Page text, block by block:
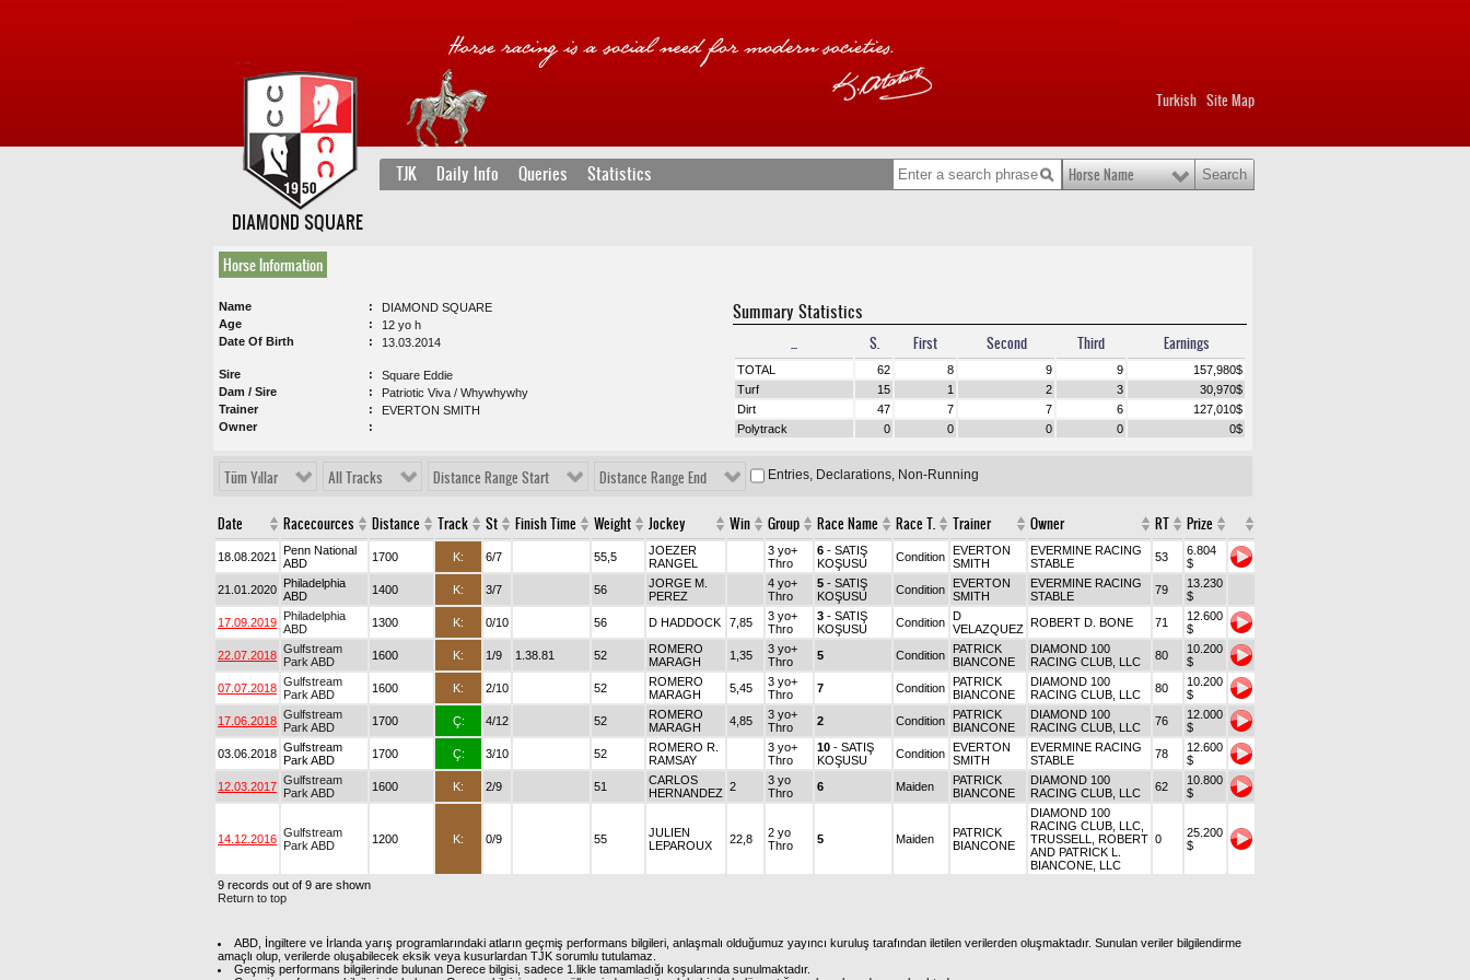
Turkish Site Map
TJK Daily Info Queries Statistics Horse Name
DIAMOND SQUARE
Horse Information
Name
DIAMOND SQUARE
Age
12 yo h
Date Of Birth
13.03.2014
Sire
Square Eddie
Dam / Sire
Patriotic Viva / Whywhywhy
Trainer
EVERTON SMITH
Owner
Summary Statistics
... S. First Second Third Earnings
TOTAL 62 8 9 9 157,980$
Turf
15 1 2 3 30,970$
Dirt
47 7 7 6 127,010$
Polytrack
0 0 0 0 0$
Tüm Yıllar All Tracks Distance Range Start Distance Range End Entries, Declarations, Non-Running
Date Racecources Distance Track St Finish Time Weight Jockey Win Group Race Name Race T. Trainer Owner RT Prize
18.08.2021
Penn National
ABD
1700 K: 6/7 55,5
JOEZER
RANGEL
3 yo+
Thro
6 - SATIŞ
KOŞUSU
Condition EVERTON
SMITH
EVERMINE RACING
STABLE
53
6.804
$
21.01.2020 Philadelphia
ABD
1400 K: 3/7 56
JORGE M.
PEREZ
4 yo+
Thro
5 - SATIŞ
KOŞUSU
Condition
EVERTON
SMITH
EVERMINE RACING
STABLE
79
13.230
$
17.09.2019 Philadelphia
ABD
1300 K: 0/10 56 D HADDOCK 7,85
3 yo+
Thro
3 - SATIŞ
KOŞUSU
Condition D
VELAZQUEZ ROBERT D. BONE 71
12.600
$
22.07.2018 Gulfstream
Park ABD
1600 K: 1/9 1.38.81 52
ROMERO
MARAGH
1,35
3 yo+
Thro
5 Condition
PATRICK
BIANCONE
DIAMOND 100
RACING CLUB, LLC
80
10.200
$
07.07.2018 Gulfstream
Park ABD
1600 K: 2/10 52
ROMERO
MARAGH
5,45
3 yo+
Thro
7 Condition PATRICK
BIANCONE
DIAMOND 100
RACING CLUB, LLC
80
10.200
$
17.06.2018 Gulfstream
Park ABD
1700 Ç: 4/12 52
ROMERO
MARAGH
4,85
3 yo+
Thro
2 Condition
PATRICK
BIANCONE
DIAMOND 100
RACING CLUB, LLC
76
12.000
$
03.06.2018 Gulfstream
Park ABD
1700 Ç: 3/10 52
ROMERO R.
RAMSAY
3 yo+
Thro
10 - SATIŞ
KOŞUSU
Condition EVERTON
SMITH
EVERMINE RACING
STABLE
78
12.600
$
12.03.2017 Gulfstream
Park ABD
1600 K: 2/9 51
CARLOS
HERNANDEZ 2
3 yo
Thro
6 Maiden
PATRICK
BIANCONE
DIAMOND 100
RACING CLUB, LLC
62
10.800
$
14.12.2016 Gulfstream
Park ABD
1200 K: 0/9 55
JULIEN
LEPAROUX
22,8
2 yo
Thro
5 Maiden
PATRICK
BIANCONE
DIAMOND 100
RACING CLUB, LLC,
TRUSSELL, ROBERT
AND PATRICK L.
BIANCONE, LLC
0
25.200
$
9 records out of 9 are shown
Return to top
ABD, İngiltere ve İrlanda yarış programlarındaki atların geçmiş performans bilgileri, anlaşmalı olduğumuz yayıncı kuruluş tarafından iletilen verilerden oluşmaktadır. Sunulan veriler bilgilendirme
amaçlı olup, verilerde oluşabilecek eksik veya kusurlardan TJK sorumlu tutulamaz.
Geçmiş performans bilgilerinde bulunan Derece bilgisi, sadece 1.likle tamamladığı koşularında sunulmaktadır.